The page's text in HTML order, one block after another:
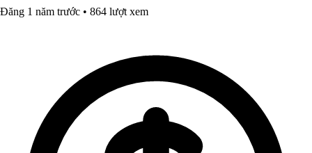
Đăng 1 năm trước • 864 lượt xem